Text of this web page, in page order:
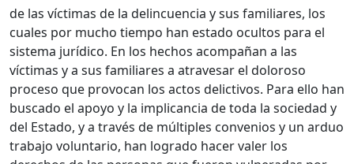
de las víctimas de la delincuencia y sus familiares, los
cuales por mucho tiempo han estado ocultos para el
sistema jurídico. En los hechos acompañan a las
víctimas y a sus familiares a atravesar el doloroso
proceso que provocan los actos delictivos. Para ello han
buscado el apoyo y la implicancia de toda la sociedad y
del Estado, y a través de múltiples convenios y un arduo
trabajo voluntario, han logrado hacer valer los